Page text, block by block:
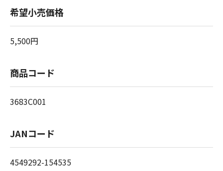
希望小売価格
5,500円
商品コード
3683C001
JANコード
4549292-154535